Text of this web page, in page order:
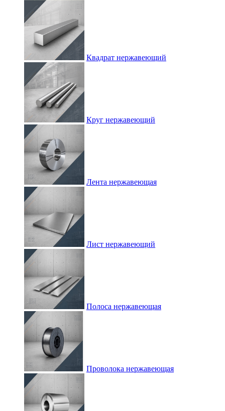
Квадрат нержавеющий
Круг нержавеющий
Лента нержавеющая
Лист нержавеющий
Полоса нержавеющая
Проволока нержавеющая